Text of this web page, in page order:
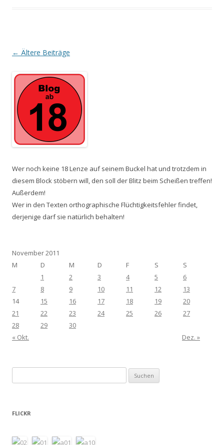
Beitrags-
← Ältere Beiträge
Wer noch keine 18 Lenze auf seinem Buckel hat und trotzdem in
diesem Block stöbern will, den soll der Blitz beim Scheißen treffen!
Außerdem!
Wer in den Texten orthographische Flüchtigkeitsfehler findet,
derjenige darf sie natürlich behalten!
November 2011
M
D M D F S
S
1
2 3 4 5
6
7
8 9 10 11 12
13
14
15 16 17 18 19
20
21
22 23 24 25 26
27
28
29
30
« Okt.
Dez. »
nach:
FLICKR